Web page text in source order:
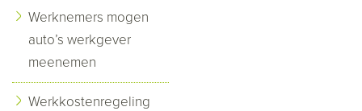
Werknemers mogen
auto’s werkgever
meenemen
Werkkostenregeling